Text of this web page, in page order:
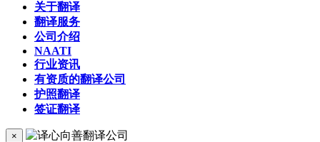
关于翻译
翻译服务
公司介绍
NAATI
行业资讯
有资质的翻译公司
护照翻译
签证翻译
×